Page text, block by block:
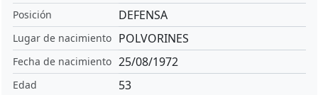
Posición DEFENSA
Lugar de nacimiento POLVORINES
Fecha de nacimiento 25/08/1972
Edad 53